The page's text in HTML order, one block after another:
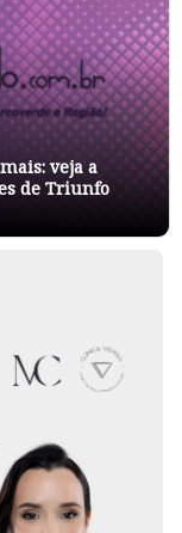
veja a
de Triunfo